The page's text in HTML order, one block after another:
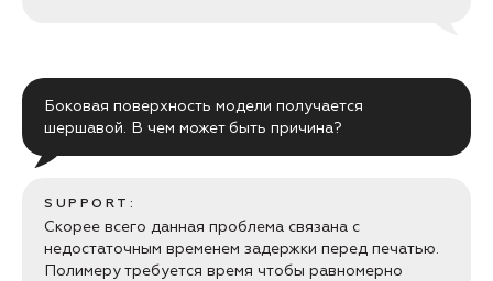
Боковая поверхность модели получается
шершавой. В чем может быть причина?
SUPPORT:
Скорее всего данная проблема связана с
недостаточным временем задержки перед печатью.
Полимеру требуется время чтобы равномерно